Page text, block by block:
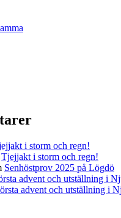
i storm och regn!
Tjejjakt i storm och regn!
Senhöstprov 2025 på Lögdö
advent och utställning i
advent och utställning i